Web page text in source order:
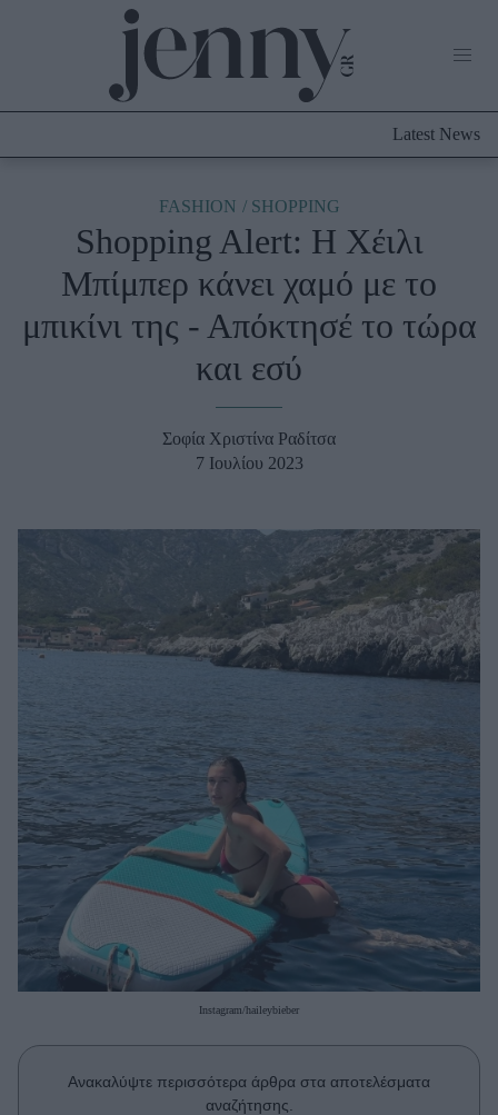
Culture
Fashion
Shopping
Styling Tips
Fashion News
Ψυχολογία
Σχέσεις & Σεξ
Fitness
Woman Power
Parenting
Working Girl
Real Women
Πρόσωπα
Who
True Stories
Latest News
FASHION SHOPPING
Shopping Alert: Η Χέιλι
Μπίμπερ κάνει χαμό με το
μπικίνι της - Απόκτησέ το τώρα
και εσύ
Σοφία Χριστίνα Ραδίτσα
7 Ιουλίου 2023
Instagram/haileybieber
Ανακαλύψτε περισσότερα άρθρα στα αποτελέσματα
αναζήτησης.